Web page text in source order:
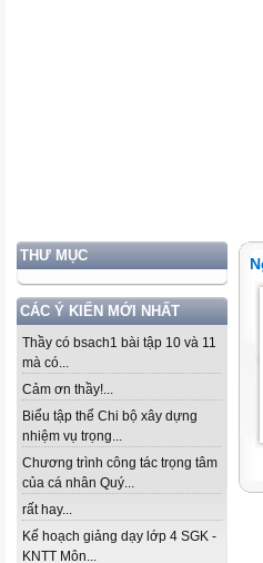
THƯ MỤC
CÁC Ý KIẾN MỚI NHẤT
Thầy có bsach1 bài tập 10 và 11
mà có...
Cảm ơn thầy!...
Biểu tập thể Chi bộ xây dựng
nhiệm vụ trọng...
Chương trình công tác trọng tâm
của cá nhân Quý...
rất hay...
Kế hoạch giảng dạy lớp 4 SGK -
KNTT Môn...